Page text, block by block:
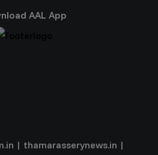
AAL App
| thamarasserynews.in |